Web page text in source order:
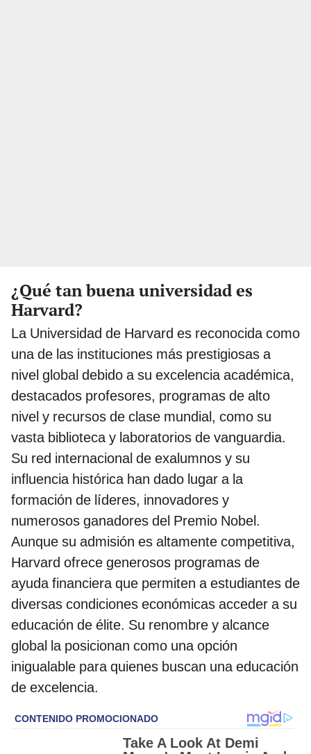
¿Qué tan buena universidad es
Harvard?
La Universidad de Harvard es reconocida como
una de las instituciones más prestigiosas a
nivel global debido a su excelencia académica,
destacados profesores, programas de alto
nivel y recursos de clase mundial, como su
vasta biblioteca y laboratorios de vanguardia.
Su red internacional de exalumnos y su
influencia histórica han dado lugar a la
formación de líderes, innovadores y
numerosos ganadores del Premio Nobel.
Aunque su admisión es altamente competitiva,
Harvard ofrece generosos programas de
ayuda financiera que permiten a estudiantes de
diversas condiciones económicas acceder a su
educación de élite. Su renombre y alcance
global la posicionan como una opción
inigualable para quienes buscan una educación
de excelencia.